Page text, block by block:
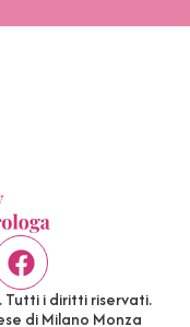
i diritti riservati.
di Milano Monza